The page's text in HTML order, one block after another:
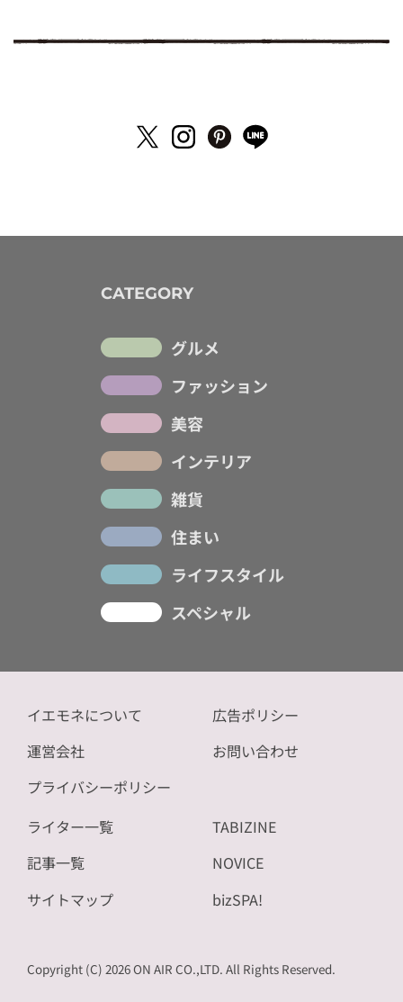
CATEGORY
グルメ
ファッション
美容
インテリア
雑貨
住まい
ライフスタイル
スペシャル
イエモネについて
運営会社
プライバシーポリシー
広告ポリシー
お問い合わせ
ライター一覧
記事一覧
サイトマップ
TABIZINE
NOVICE
bizSPA!
Copyright (C) 2026 ON AIR CO.,LTD. All Rights Reserved.